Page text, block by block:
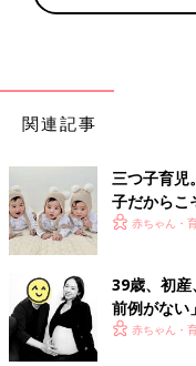
関連記事
三つ子育
子だからこ
【体験談】
赤ちゃん・
39歳、初
前例がない
日々…【桑
赤ちゃん・